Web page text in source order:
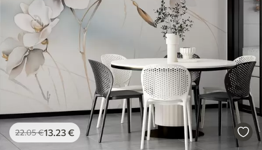
22.05€13.23€